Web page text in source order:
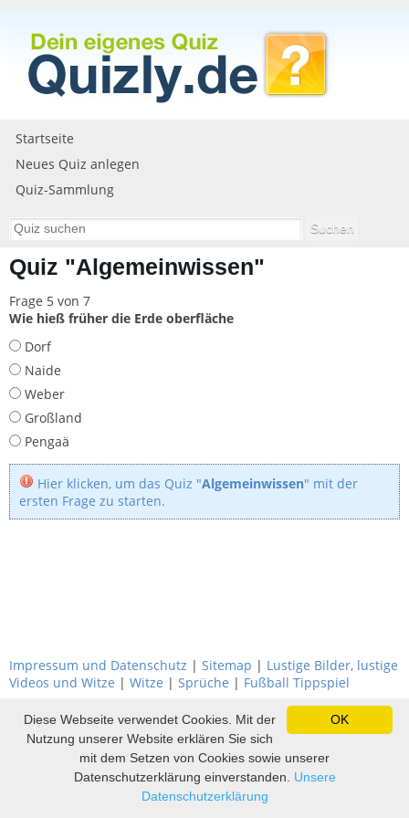
Startseite
Neues Quiz anlegen
Quiz-Sammlung
Quiz "Algemeinwissen"
Frage 5 von 7
Wie hieß früher die Erde oberfläche
Dorf
Naide
Weber
Großland
Pengaä
Hier klicken, um das Quiz "Algemeinwissen" mit der
ersten Frage zu starten.
Impressum und Datenschutz | Sitemap | Lustige Bilder, lustige
Videos und Witze | Witze | Sprüche | Fußball Tippspiel
OK
Diese Webseite verwendet Cookies. Mit der
Nutzung unserer Website erklären Sie sich
mit dem Setzen von Cookies sowie unserer
Datenschutzerklärung einverstanden. Unsere
Datenschutzerklärung